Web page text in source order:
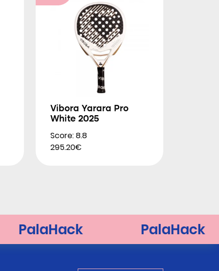
Vibora Yarara Pro
White 2025
Score: 8.8
295.20€